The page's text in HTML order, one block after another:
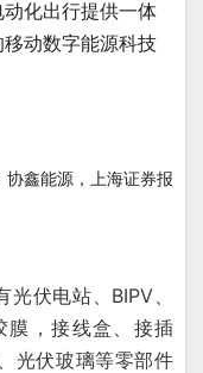
化出行提供一体
动数字能源科技
协鑫能源，上海证券报
伏电站、BIPV、
膜，接线盒、接插
光伏玻璃等零部件